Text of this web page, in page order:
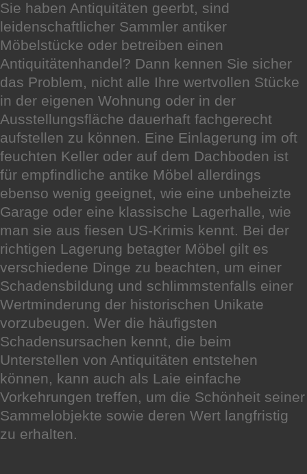
Sie haben Antiquitäten geerbt, sind
leidenschaftlicher Sammler antiker
Möbelstücke oder betreiben einen
Antiquitätenhandel? Dann kennen Sie sicher
das Problem, nicht alle Ihre wertvollen Stücke
in der eigenen Wohnung oder in der
Ausstellungsfläche dauerhaft fachgerecht
aufstellen zu können. Eine Einlagerung im oft
feuchten Keller oder auf dem Dachboden ist
für empfindliche antike Möbel allerdings
ebenso wenig geeignet, wie eine unbeheizte
Garage oder eine klassische Lagerhalle, wie
man sie aus fiesen US-Krimis kennt. Bei der
richtigen Lagerung betagter Möbel gilt es
verschiedene Dinge zu beachten, um einer
Schadensbildung und schlimmstenfalls einer
Wertminderung der historischen Unikate
vorzubeugen. Wer die häufigsten
Schadensursachen kennt, die beim
Unterstellen von Antiquitäten entstehen
können, kann auch als Laie einfache
Vorkehrungen treffen, um die Schönheit seiner
Sammelobjekte sowie deren Wert langfristig
zu erhalten.